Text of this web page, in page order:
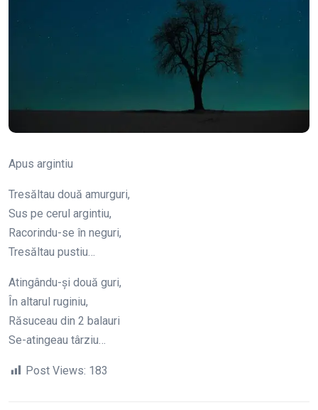
Apus argintiu
Tresăltau două amurguri,
Sus pe cerul argintiu,
Racorindu-se în neguri,
Tresăltau pustiu…
Atingându-și două guri,
În altarul ruginiu,
Răsuceau din 2 balauri
Se-atingeau târziu…
Post Views: 183